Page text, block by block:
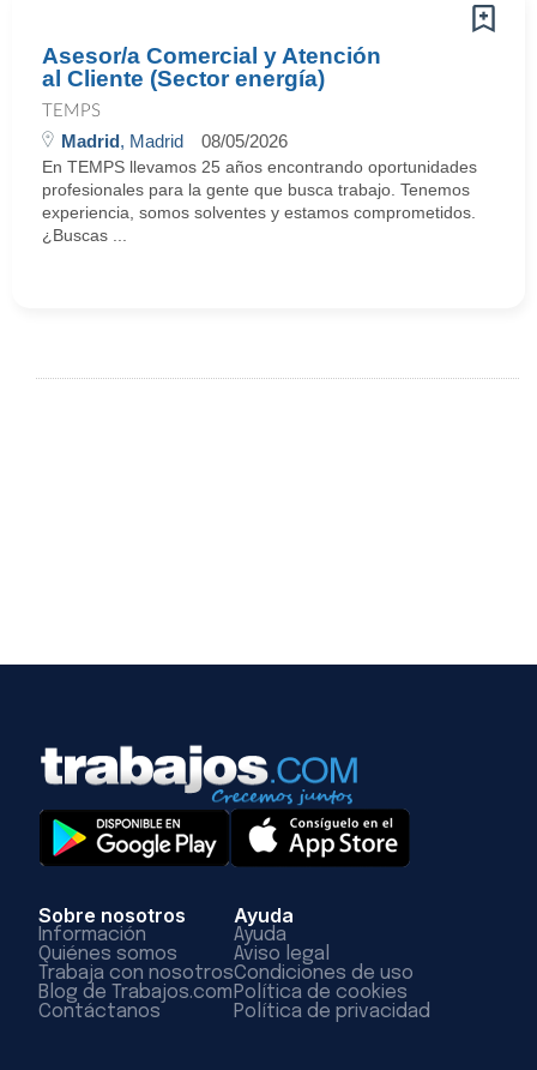
Asesor/a Comercial y Atención
al Cliente (Sector energía)
TEMPS
Madrid, Madrid 08/05/2026
En TEMPS llevamos 25 años encontrando oportunidades
profesionales para la gente que busca trabajo. Tenemos
experiencia, somos solventes y estamos comprometidos.
¿Buscas ...
Sobre nosotros
Información
Quiénes somos
Trabaja con nosotros
Blog de Trabajos.com
Contáctanos
Ayuda
Ayuda
Aviso legal
Condiciones de uso
Política de cookies
Política de privacidad